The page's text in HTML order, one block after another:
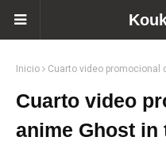
Inicio Cuarto video promocional
Cuarto video
anime Ghost in